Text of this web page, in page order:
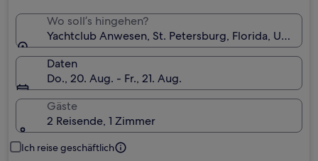
Wo soll’s hingehen?
Yachtclub Anwesen, St. Petersburg, Florida, USA
Daten
Do., 20. Aug. - Fr., 21. Aug.
Gäste
2 Reisende, 1 Zimmer
Ich reise geschäftlich